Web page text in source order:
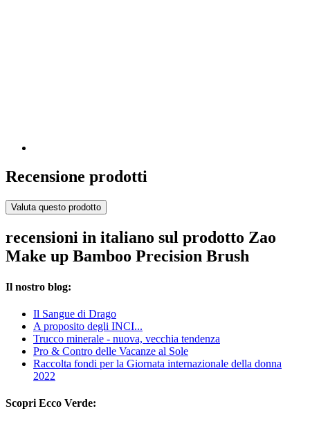
Recensione prodotti
Valuta questo prodotto
recensioni in italiano sul prodotto Zao
Make up Bamboo Precision Brush
Il nostro blog:
Il Sangue di Drago
A proposito degli INCI...
Trucco minerale - nuova, vecchia tendenza
Pro & Contro delle Vacanze al Sole
Raccolta fondi per la Giornata internazionale della donna
2022
Scopri Ecco Verde: